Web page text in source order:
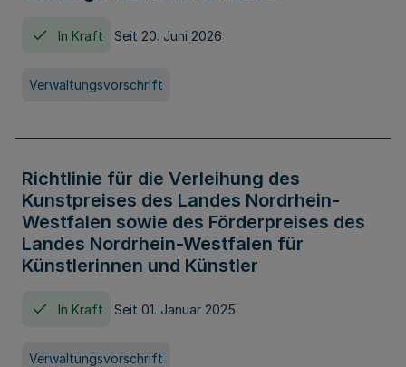
In Kraft Seit 20. Juni 2026
Verwaltungsvorschrift
Richtlinie für die Verleihung des
Kunstpreises des Landes Nordrhein-
Westfalen sowie des Förderpreises des
Landes Nordrhein-Westfalen für
Künstlerinnen und Künstler
In Kraft Seit 01. Januar 2025
Verwaltungsvorschrift